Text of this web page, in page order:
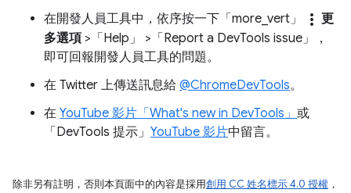
在開發人員工具中，依序按一下「more_vert」
more_vert 更
多選項 >「Help」 >「Report a DevTools issue」
，
即可回報開發人員工具的問題。
在 Twitter 上傳送訊息給 @ChromeDevTools。
在 YouTube 影片「What's new in DevTools」 或
「DevTools 提示」 YouTube 影片中留言。
除非另有註明，否則本頁面中的內容是採用創用 CC 姓名標示 4.0 授權 ，